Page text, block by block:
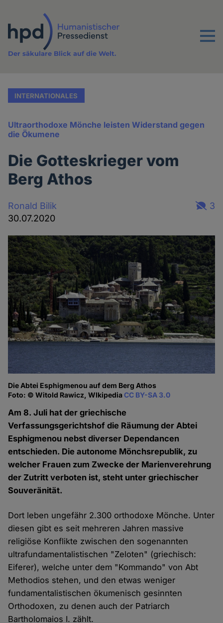
Inhalt
Menu
Der säkulare Blick auf die Welt.
INTERNATIONALES
Ultraorthodoxe Mönche leisten Widerstand gegen
die Ökumene
Die Gotteskrieger vom
Berg Athos
Ronald Bilik
30.07.2020
3
Die Abtei Esphigmenou auf dem Berg Athos
Foto: © Witold Rawicz, WIkipediaCC BY-SA 3.0
Am 8. Juli hat der griechische
Verfassungsgerichtshof die Räumung der Abtei
Esphigmenou nebst diverser Dependancen
entschieden. Die autonome Mönchsrepublik, zu
welcher Frauen zum Zwecke der Marienverehrung
der Zutritt verboten ist, steht unter griechischer
Souveränität.
Dort leben ungefähr 2.300 orthodoxe Mönche. Unter
diesen gibt es seit mehreren Jahren massive
religiöse Konflikte zwischen den sogenannten
ultrafundamentalistischen "Zeloten" (griechisch:
Eiferer), welche unter dem "Kommando" von Abt
Methodios stehen, und den etwas weniger
fundamentalistischen ökumenisch gesinnten
Orthodoxen, zu denen auch der Patriarch
Bartholomaios I. zählt.